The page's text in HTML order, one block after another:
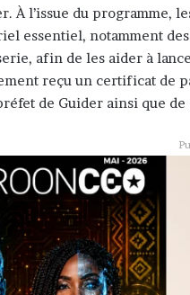
À l’issue du programme,
essentiel, notamment
afin de les aider à
reçu un certificat de
de Guider ainsi que